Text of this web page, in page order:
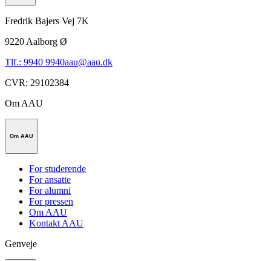
Fredrik Bajers Vej 7K
9220 Aalborg Ø
Tlf.: 9940 9940aau@aau.dk
CVR: 29102384
Om AAU
Om AAU
For studerende
For ansatte
For alumni
For pressen
Om AAU
Kontakt AAU
Genveje